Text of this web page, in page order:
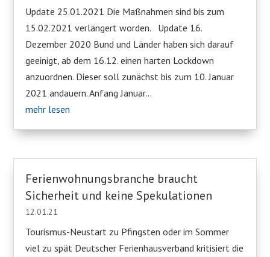
Update 25.01.2021 Die Maßnahmen sind bis zum
15.02.2021 verlängert worden. Update 16.
Dezember 2020 Bund und Länder haben sich darauf
geeinigt, ab dem 16.12. einen harten Lockdown
anzuordnen. Dieser soll zunächst bis zum 10. Januar
2021 andauern. Anfang Januar...
mehr lesen
Ferienwohnungsbranche braucht
Sicherheit und keine Spekulationen
12.01.21
Tourismus-Neustart zu Pfingsten oder im Sommer
viel zu spät Deutscher Ferienhausverband kritisiert die